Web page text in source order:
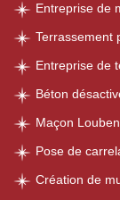
Entreprise de
Terrassement
Entreprise de
Béton
Maçon
Pose de
Création de